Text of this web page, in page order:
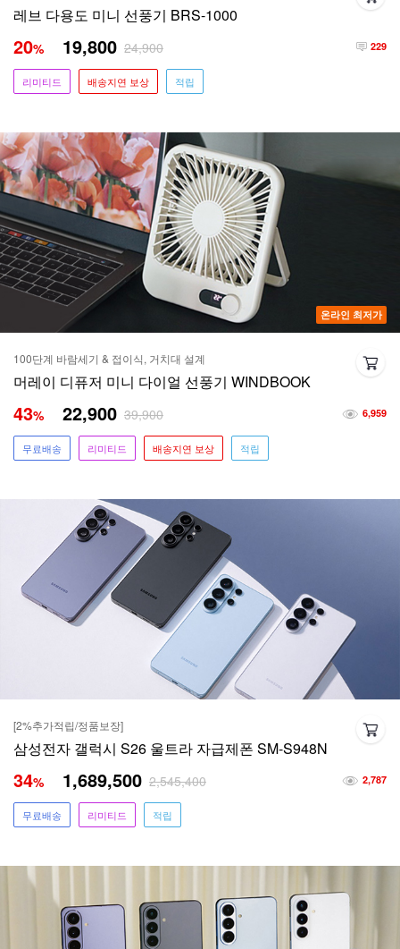
레브 다용도 미니 선풍기 BRS-1000
229
20% 19,800 24,900
리미티드 배송지연 보상 적립
온라인 최저가
100단계 바람세기 & 접이식, 거치대 설계
머레이 디퓨저 미니 다이얼 선풍기 WINDBOOK
6,959
43% 22,900 39,900
무료배송 리미티드 배송지연 보상 적립
[2%추가적립/정품보장]
삼성전자 갤럭시 S26 울트라 자급제폰 SM-S948N
2,787
34% 1,689,500 2,545,400
무료배송 리미티드 적립